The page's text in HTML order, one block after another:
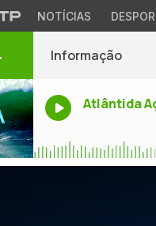
NOTÍCIAS
Informação
Atlântida